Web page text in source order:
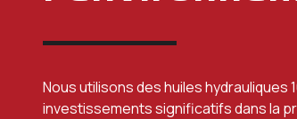
Nous utilisons des huiles hydrauliques
investissements significatifs dans la